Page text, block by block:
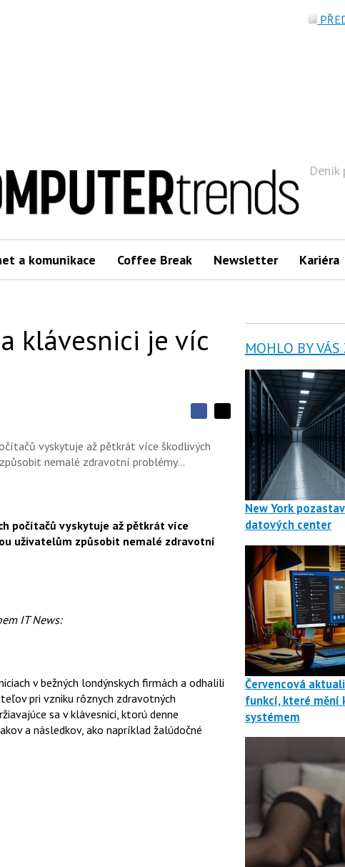
a komunikace Coffee Break Newsletter Kariéra
klávesnici je víc
S
í
S
í
l
a
vyskytuje až pětkrát více škodlivých
nemalé zdravotní problémy...
počítačů vyskytuje až pětkrát více
uživatelům způsobit nemalé zdravotní
IT News:
v bežných londýnskych firmách a odhalili
pri vzniku rôznych zdravotných
sa v klávesnici, ktorú denne
a následkov, ako napríklad žalúdočné
MOHLO BY VÁS
New York
datových center
Červencová
funkcí, které mění
systémem